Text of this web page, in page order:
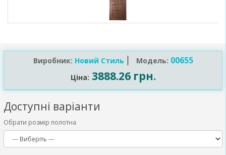
Виробник: Новий Стиль Модель: 00655
Ціна: 3888.26 грн.
Доступні варіанти
Обрати розмір полотна